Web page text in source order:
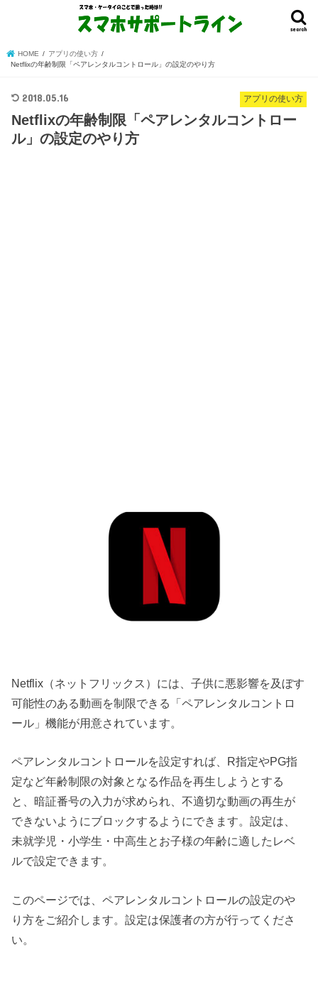
search
HOME
アプリの使い方
Netflixの年齢制限「ペアレンタルコントロール」の設定のやり方
アプリの使い方
2018.05.16
Netflixの年齢制限「ペアレンタルコントロー
ル」の設定のやり方
Netflix（ネットフリックス）には、子供に悪影響を及ぼす
可能性のある動画を制限できる「ペアレンタルコントロ
ール」機能が用意されています。
ペアレンタルコントロールを設定すれば、R指定やPG指
定など年齢制限の対象となる作品を再生しようとする
と、暗証番号の入力が求められ、不適切な動画の再生が
できないようにブロックするようにできます。設定は、
未就学児・小学生・中高生とお子様の年齢に適したレベ
ルで設定できます。
このページでは、ペアレンタルコントロールの設定のや
り方をご紹介します。設定は保護者の方が行ってくださ
い。